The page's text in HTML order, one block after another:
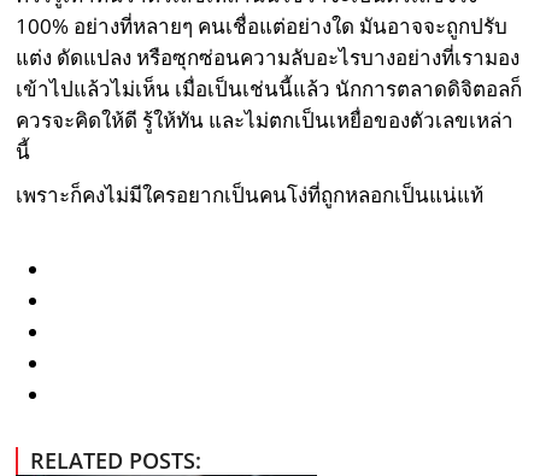
100% อย่างที่หลายๆ คนเชื่อแต่อย่างใด มันอาจจะถูกปรับ
แต่ง ดัดแปลง หรือซุกซ่อนความลับอะไรบางอย่างที่เรามอง
เข้าไปแล้วไม่เห็น เมื่อเป็นเช่นนี้แล้ว นักการตลาดดิจิตอลก็
ควรจะคิดให้ดี รู้ให้ทัน และไม่ตกเป็นเหยื่อของตัวเลขเหล่า
นี้
เพราะก็คงไม่มีใครอยากเป็นคนโง่ที่ถูกหลอกเป็นแน่แท้
RELATED POSTS: